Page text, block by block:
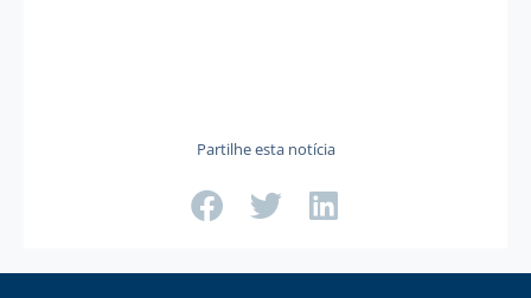
Partilhe esta notícia